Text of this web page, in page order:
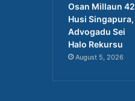
Osan Millaun 42
Husi Singapura,
Advogadu Sei
Halo Rekursu
August 5, 2026